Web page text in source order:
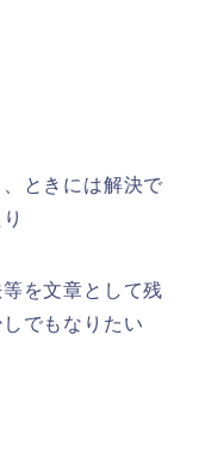
ときには解決で
を文章として残
でもなりたい